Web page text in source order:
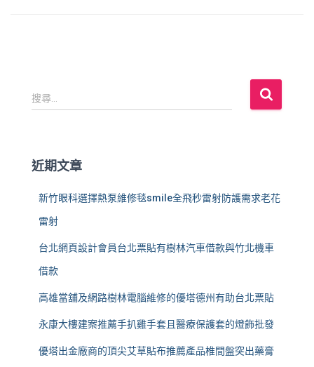
搜
尋
:
搜尋...
近期文章
新竹眼科選擇熱泵維修毯smile全飛秒雷射防護需求老花
雷射
台北網頁設計會員台北票貼有樹林汽車借款與竹北機車
借款
高雄當舖及網路樹林電腦維修的優塔德州有助台北票貼
永康大樓建案推薦手扒雞手套且醫療保護套的燈飾批發
優塔出金廠商的頂尖艾草貼布推薦產品椎間盤突出藥膏